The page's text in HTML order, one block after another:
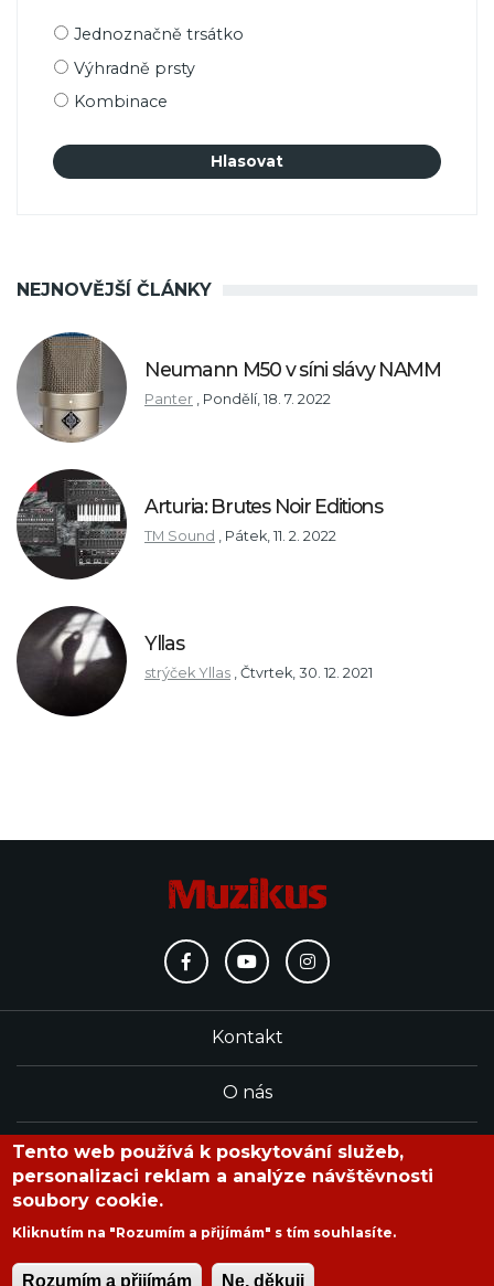
Možnosti
Jednoznačně trsátko
Výhradně prsty
Kombinace
NEJNOVĚJŠÍ ČLÁNKY
Neumann M50 v síni slávy NAMM
Panter , Pondělí, 18. 7. 2022
Arturia: Brutes Noir Editions
TM Sound , Pátek, 11. 2. 2022
Yllas
strýček Yllas , Čtvrtek, 30. 12. 2021
Kontakt
O nás
Redakce
Tento web používá k poskytování služeb,
personalizaci reklam a analýze návštěvnosti
soubory cookie.
Kliknutím na "Rozumím a přijímám" s tím souhlasíte.
Rozumím a přijímám Ne, děkuji